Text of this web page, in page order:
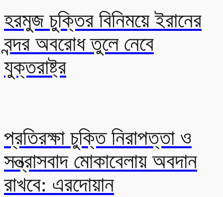
হরমুজ চুক্তির বিনিময়ে ইরানের
বন্দর অবরোধ তুলে নেবে
যুক্তরাষ্ট্র
প্রতিরক্ষা চুক্তি নিরাপত্তা ও
সন্ত্রাসবাদ মোকাবেলায় অবদান
রাখবে: এরদোয়ান